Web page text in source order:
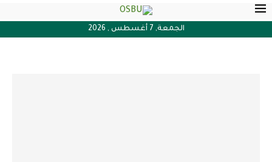
الجمعة, 7 أغسطس , 2026